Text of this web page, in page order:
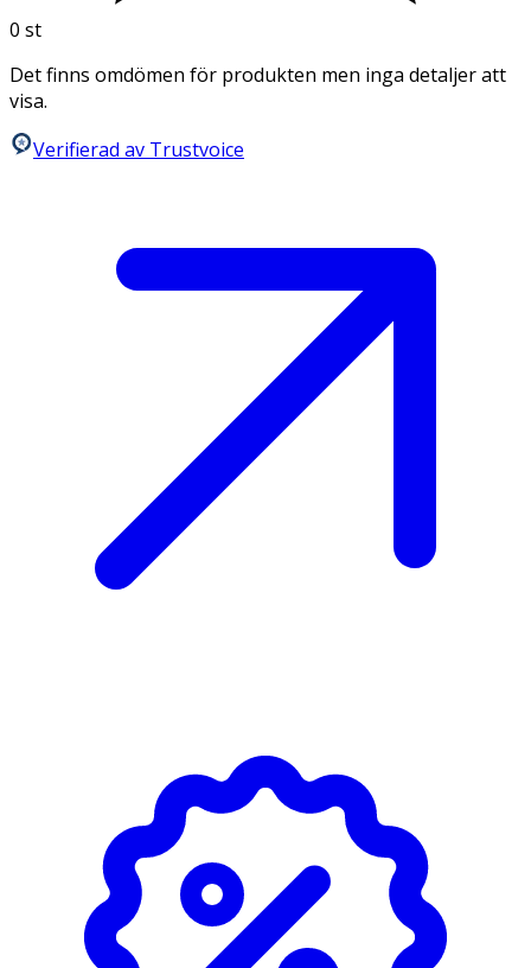
0 st
Det finns omdömen för produkten men inga detaljer att
visa.
Verifierad av Trustvoice